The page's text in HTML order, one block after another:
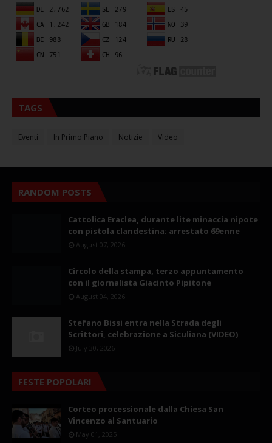
TAGS
Eventi In Primo Piano Notizie Video
RANDOM POSTS
Cattolica Eraclea, durante lite minaccia nipote
con pistola clandestina: arrestato 69enne
August 07, 2026
Circolo della stampa, terzo appuntamento
con il giornalista Giacinto Pipitone
August 04, 2026
Stefano Bissi entra nella Strada degli
Scrittori, celebrazione a Siculiana (VIDEO)
July 30, 2026
FESTE POPOLARI
Corteo processionale dalla Chiesa San
Vincenzo al Santuario
May 01, 2025